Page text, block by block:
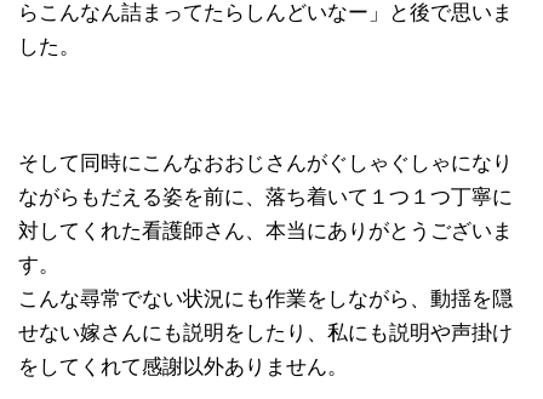
らこんなん詰まってたらしんどいなー」と後で思いま
した。
そして同時にこんなおおじさんがぐしゃぐしゃになり
ながらもだえる姿を前に、落ち着いて１つ１つ丁寧に
対してくれた看護師さん、本当にありがとうございま
す。
こんな尋常でない状況にも作業をしながら、動揺を隠
せない嫁さんにも説明をしたり、私にも説明や声掛け
をしてくれて感謝以外ありません。